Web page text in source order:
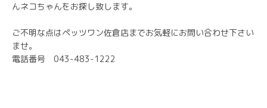
んネコちゃんをお探し致します。
ご不明な点はペッツワン佐倉店までお気軽にお問い合わせ下さい
ませ。
電話番号 043-483-1222